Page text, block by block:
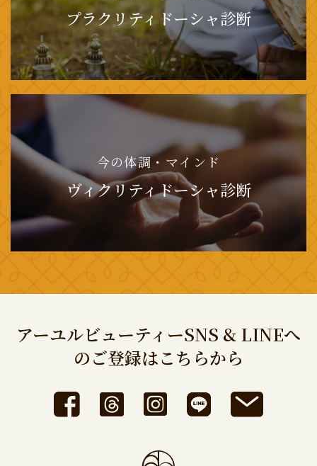
プラクリティドーシャ診断
今の体調・マインド
ヴィクリティドーシャ診断
アーユルビューティーSNS & LINEへ
のご登録はこちらから